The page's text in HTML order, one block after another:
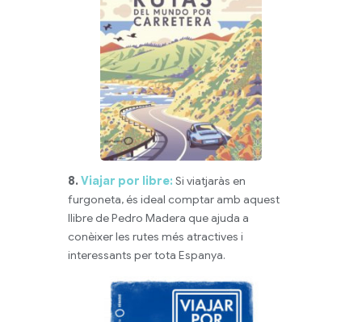
8. Viajar por libre: Si viatjaràs en
furgoneta, és ideal comptar amb aquest
llibre de Pedro Madera que ajuda a
conèixer les rutes més atractives i
interessants per tota Espanya.